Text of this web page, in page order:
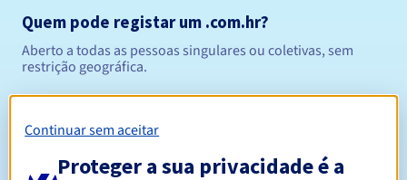
Quem pode registar um .com.hr?
Aberto a todas as pessoas singulares ou coletivas, sem
restrição geográfica.
Entre 1 e 5 anos
Continuar sem aceitar
Proteger a sua privacidade é a